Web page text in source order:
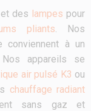
et des lampes pour
pliants. Nos
conviennent à un
appareils se
air pulsé K3 ou
chauffage radiant
sans gaz et